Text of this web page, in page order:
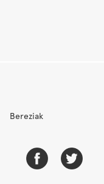
Bereziak